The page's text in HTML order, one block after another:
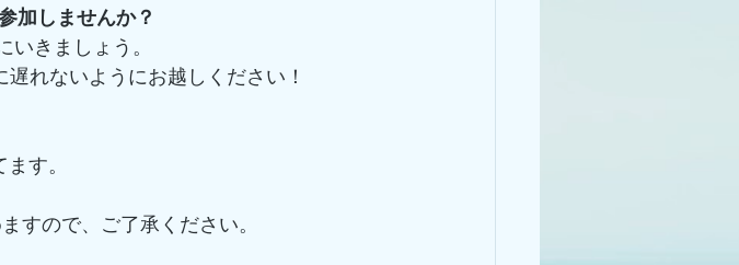
加しませんか？
きましょう。
れないようにお越しください！
す。
すので、ご了承ください。